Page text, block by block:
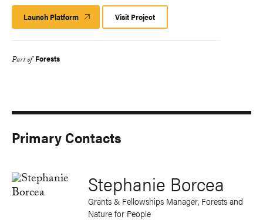
Launch Platform Launch
Platform
Visit Project
Part of Forests
Primary Contacts
Stephanie Borcea
Grants & Fellowships Manager, Forests and
Nature for People